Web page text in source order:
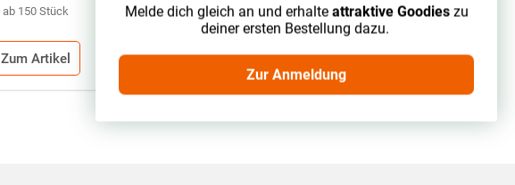
ab 150 Stück
Zum Artikel
ab 150 Stück | 1 Stk = 4 m2
Zum Artikel
Melde dich gleich an und erhalte attraktive Goodieszu
deiner ersten Bestellung dazu.
Zur Anmeldung